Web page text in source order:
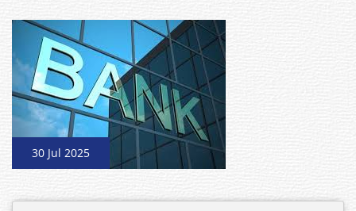
30 Jul 2025